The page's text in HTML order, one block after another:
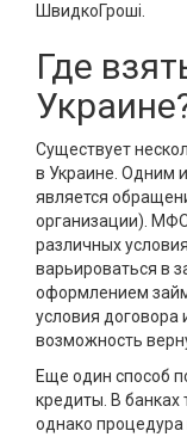
ШвидкоГроші.
Где
Существует
в Украине. Одним
является
организации).
различных
варьироваться в
оформлением
условия договора
возможность
Еще один способ
кредиты. В банках
однако процедура